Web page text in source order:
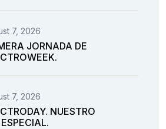
7, 2026
JORNADA DE
7, 2026
NUESTRO